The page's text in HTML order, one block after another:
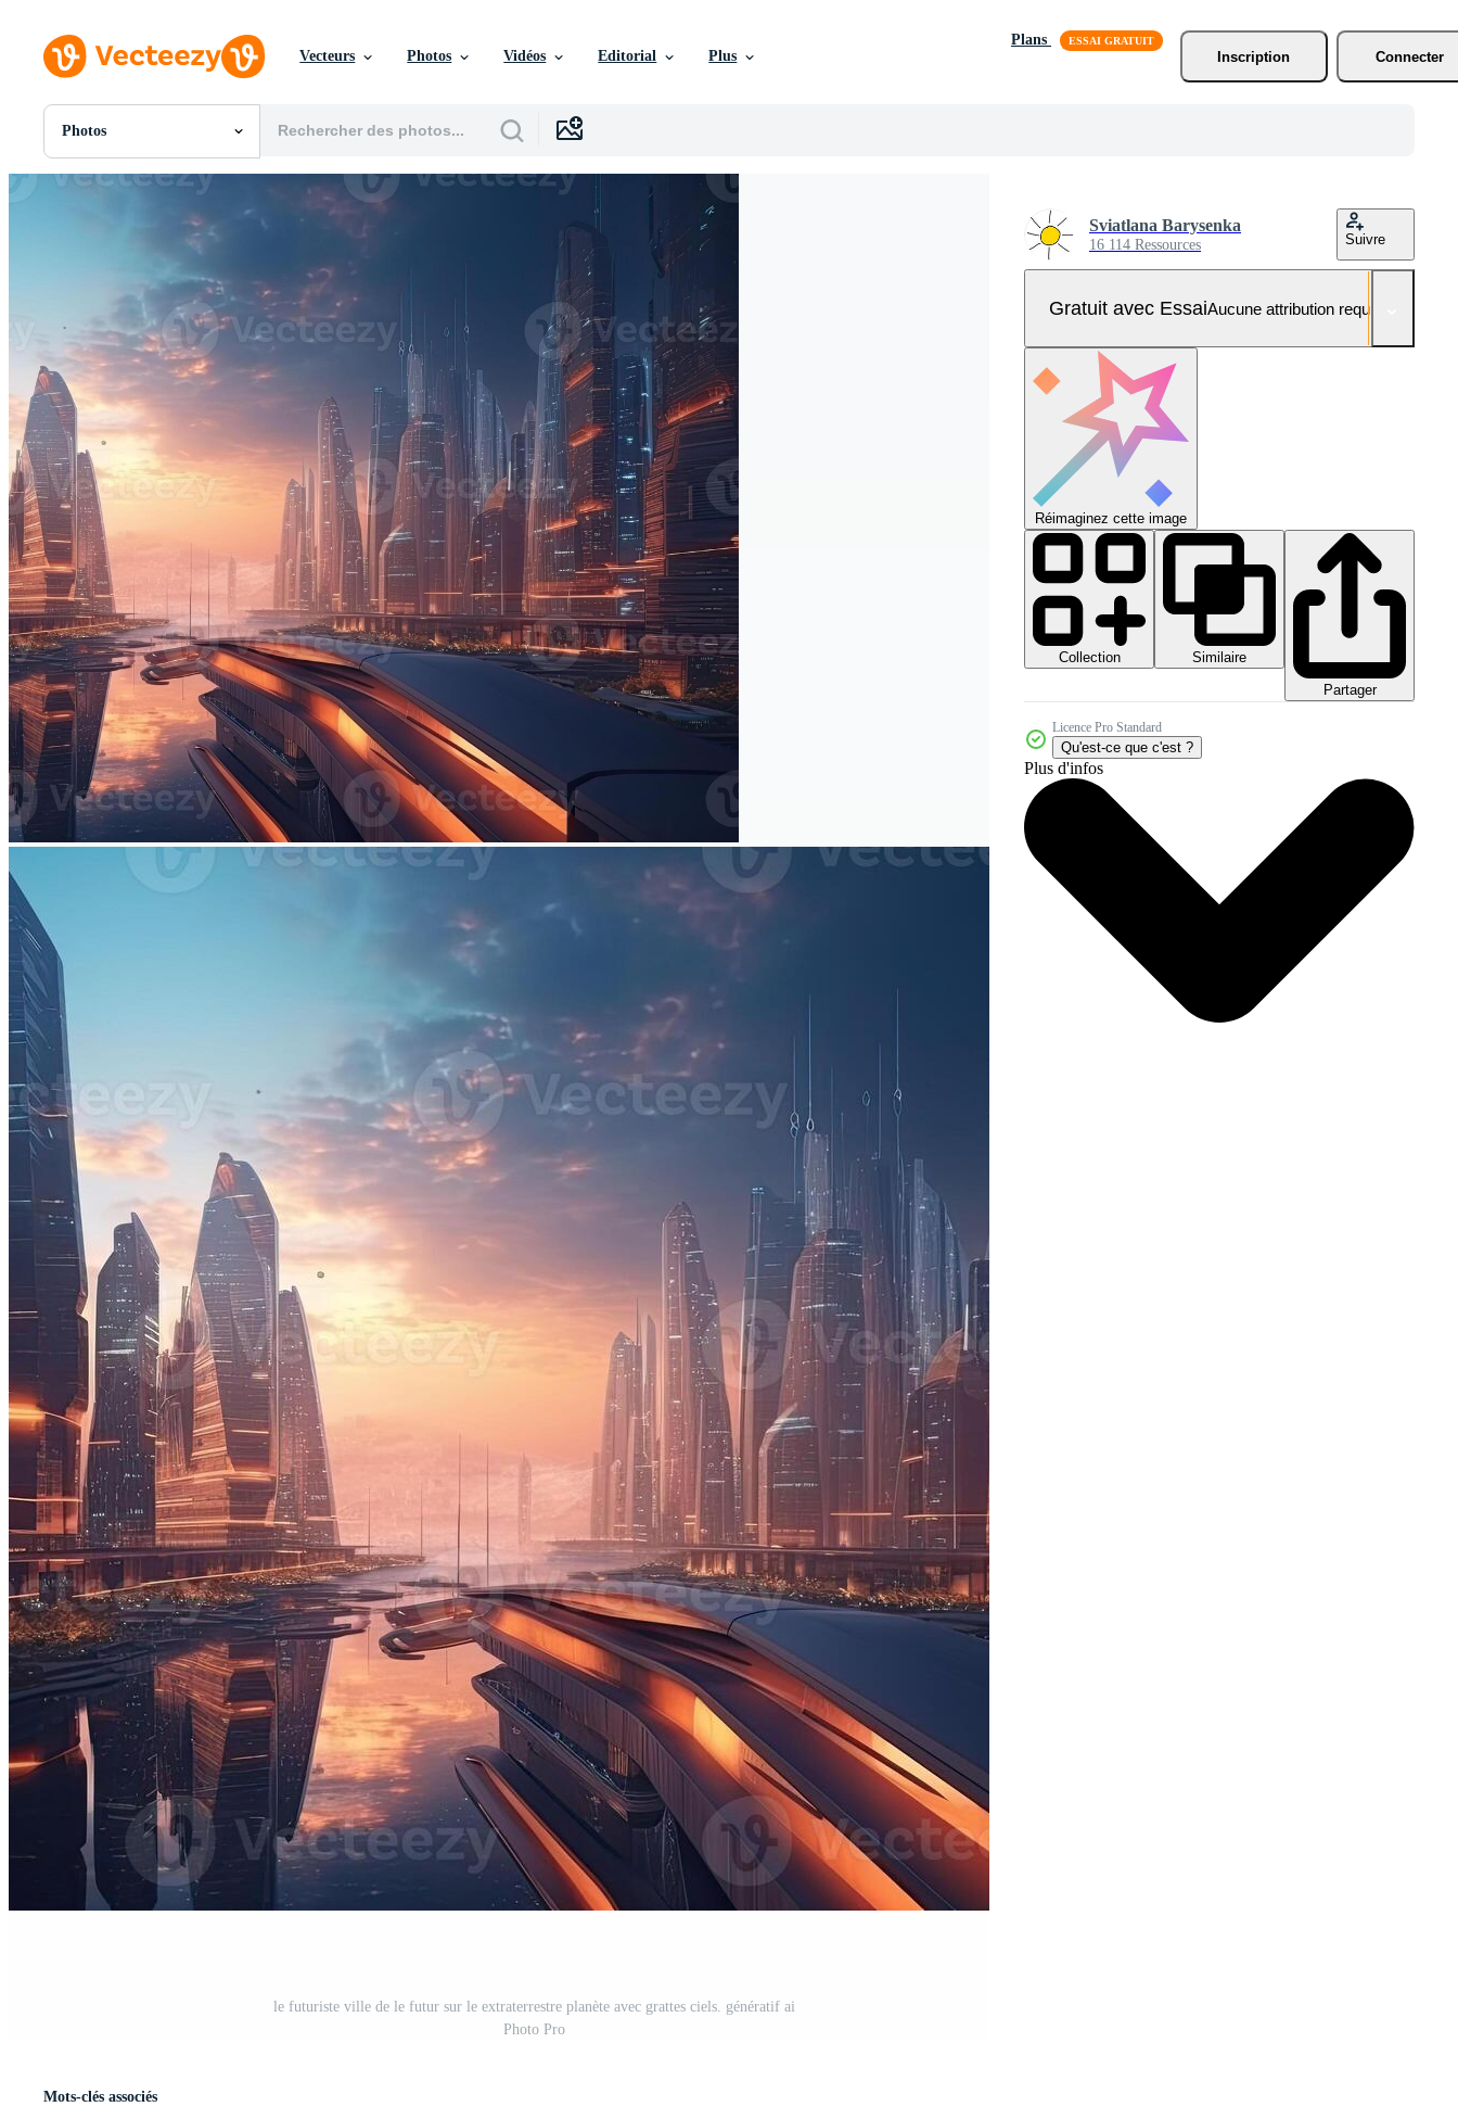
Vecteurs Photos Vidéos Editorial Plus
Plans
Inscription
Connecter
Photos
Toutes Images
Photos
Motion graphics
Images Éditoriales
Événements Éditoriaux
le futuriste ville de le futur sur le extraterrestre planète avec grattes ciels. génératif ai
Photo Pro
Sviatlana Barysenka
16 114 Ressources Suivre
Gratuit avec EssaiAucune attribution requise
Réimaginez cette image
Collection
Similaire
Partager
Licence Pro Standard
Qu'est-ce que c'est ?
Plus d'infos
Mots-clés associés